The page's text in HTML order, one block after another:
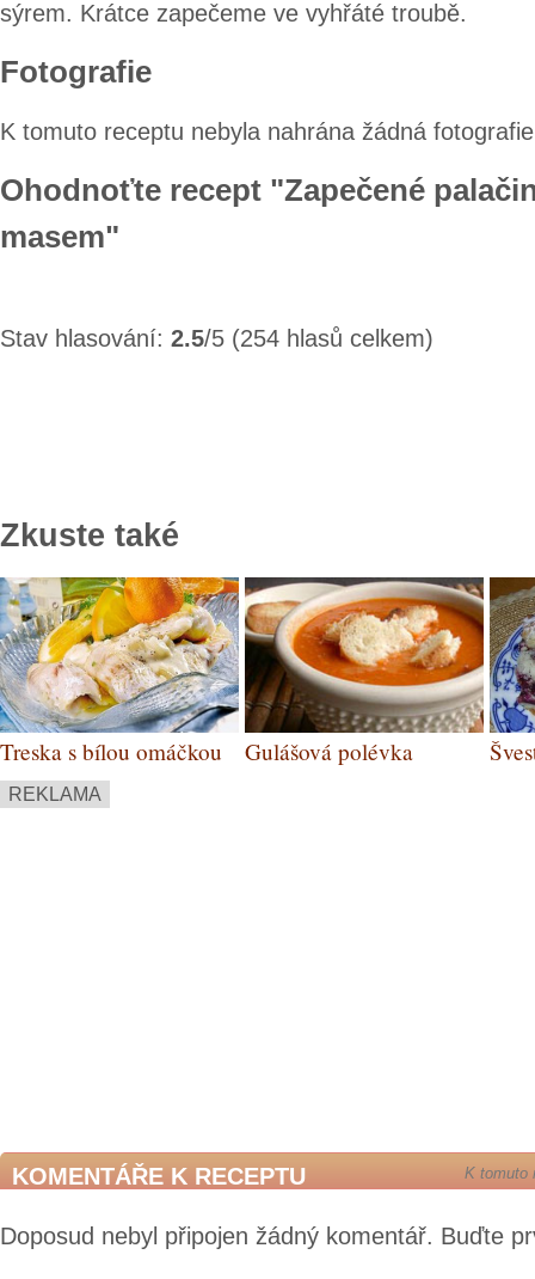
sýrem. Krátce zapečeme ve vyhřáté troubě.
Fotografie
K tomuto receptu nebyla nahrána žádná
Ohodnoťte recept "Zapečené
masem"
Stav hlasování: 2.5/5 (254 hlasů celkem)
Zkuste také
Treska s bílou omáčkou Gulášová polévka
REKLAMA
KOMENTÁŘE K RECEPTU K tomuto
Doposud nebyl připojen žádný komentář. Buďte